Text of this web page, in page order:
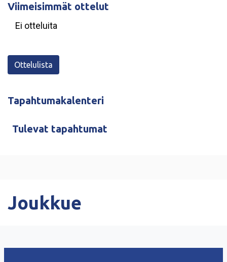
Viimeisimmät ottelut
Ei otteluita
Ottelulista
Tapahtumakalenteri
Tulevat tapahtumat
Joukkue